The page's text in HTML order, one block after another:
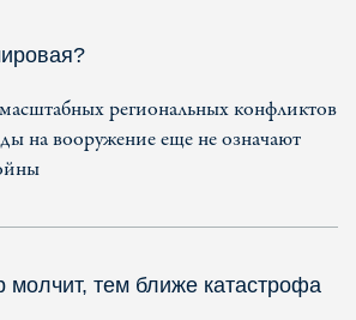
региональных конфликтов
на вооружение еще не означают
тем ближе катастрофа